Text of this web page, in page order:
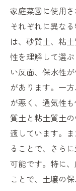
収穫量
理想的
収穫を
家庭菜
最適な
土の保
家庭菜園の
土壌改
家庭
効果
有機肥
家庭菜園に使用
それぞれに異な
は、砂質土、粘
性を理解して選
い反面、保水性
があります。一
が悪く、通気性
質土と粘土質土
適しています。
ることで、さら
可能です。特に
ことで、土壌の